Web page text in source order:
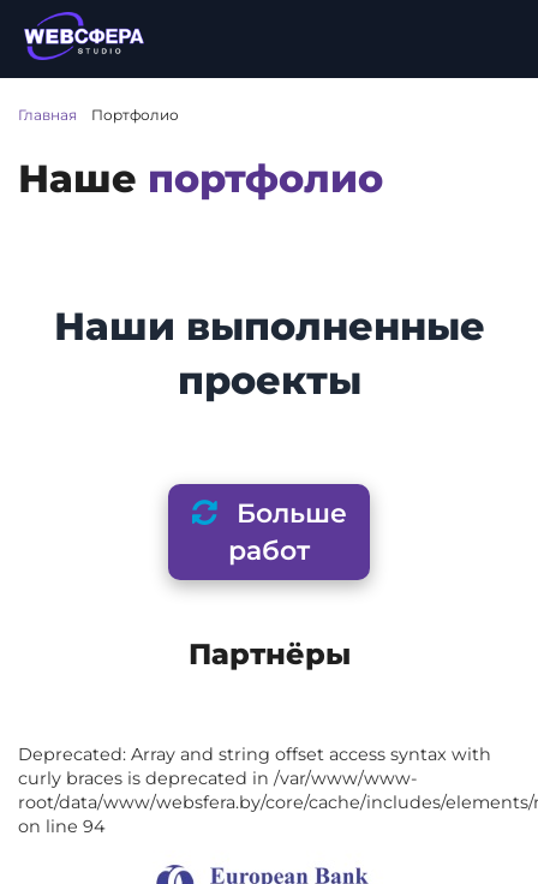
Главная Портфолио
Наше портфолио
Наши выполненные
проекты
Больше
работ
Партнёры
Deprecated: Array and string offset access syntax with
curly braces is deprecated in /var/www/www-
root/data/www/websfera.by/core/cache/includes/
on line 94